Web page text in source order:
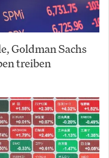
Goldman Sachs
treiben